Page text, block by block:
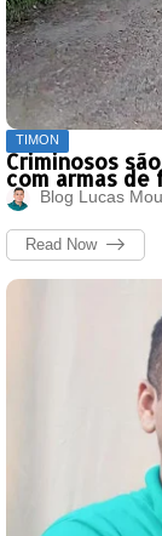
TIMON
Criminosos
com armas de
Blog Lucas
Read Now